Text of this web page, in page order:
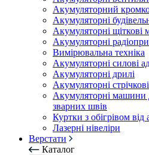
Акумуляторний
Акумуляторні
Акумуляторні щіткові
Акумуляторні
Вимірювальна техніка
Акумуляторні силові
Акумуляторні дрилі
Акумуляторні
Акумуляторні машини
зварних швів
Куртки з обігрівом від
Лазерні нівеліри
Верстати
Каталог